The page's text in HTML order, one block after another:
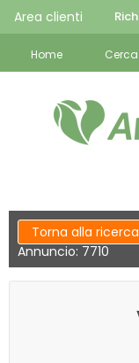
Area clienti
Home Cerca
Torna alla ricerca
Annuncio: 7710